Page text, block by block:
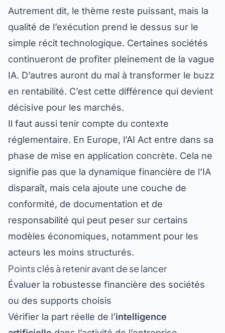
Autrement dit, le thème reste puissant, mais la
qualité de l’exécution prend le dessus sur le
simple récit technologique. Certaines sociétés
continueront de profiter pleinement de la vague
IA. D’autres auront du mal à transformer le buzz
en rentabilité. C’est cette différence qui devient
décisive pour les marchés.
Il faut aussi tenir compte du contexte
réglementaire. En Europe, l’AI Act entre dans sa
phase de mise en application concrète. Cela ne
signifie pas que la dynamique financière de l’IA
disparaît, mais cela ajoute une couche de
conformité, de documentation et de
responsabilité qui peut peser sur certains
modèles économiques, notamment pour les
acteurs les moins structurés.
Points clés à retenir avant de se lancer
Évaluer la robustesse financière des sociétés
ou des supports choisis
Vérifier la part réelle de l’intelligence
artificielle dans l’activité de l’entreprise